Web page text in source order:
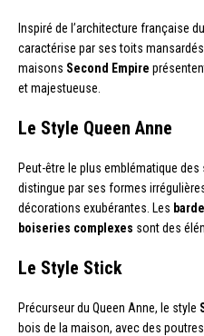
Inspiré de l’architecture française
caractérise par ses toits
maisons Second Empire
et majestueuse.
Le Style Queen Anne
Peut-être le plus emblématique
distingue par ses formes
décorations exubérantes. Les
boiseries complexes sont des
Le Style Stick
Précurseur du Queen Anne, le style
bois de la maison, avec des